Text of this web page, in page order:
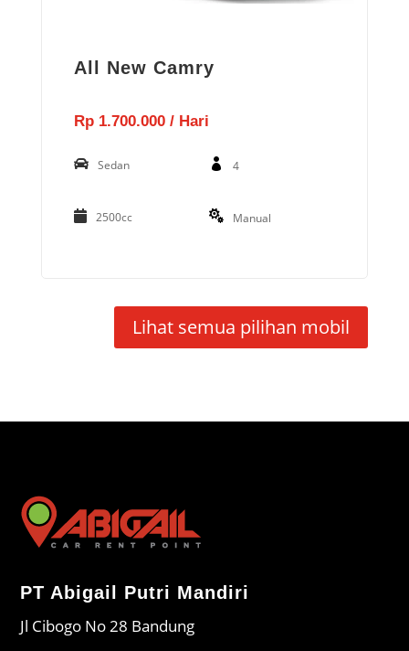
All New Camry
Rp 1.700.000 / Hari
Sedan 4
2500cc Manual
Lihat semua pilihan mobil
PT Abigail Putri Mandiri
Jl Cibogo No 28 Bandung